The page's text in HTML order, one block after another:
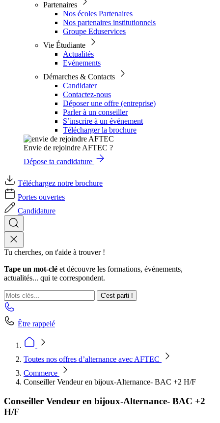
Partenaires
Nos écoles Partenaires
Nos partenaires institutionnels
Groupe Eduservices
Vie Étudiante
Actualités
Evénements
Démarches & Contacts
Candidater
Contactez-nous
Déposer une offre (entreprise)
Parler à un conseiller
S’inscrire à un événement
Télécharger la brochure
Envie de rejoindre AFTEC ?
Dépose ta candidature
Téléchargez notre brochure
Portes ouvertes
Candidature
Tu cherches, on t'aide à trouver !
Tape un mot-clé et découvre les formations, événements,
actualités... qui te correspondent.
C'est parti !
Être rappelé
Toutes nos offres d’alternance avec AFTEC
Commerce
Conseiller Vendeur en bijoux-Alternance- BAC +2 H/F
Conseiller Vendeur en bijoux-Alternance- BAC +2
H/F